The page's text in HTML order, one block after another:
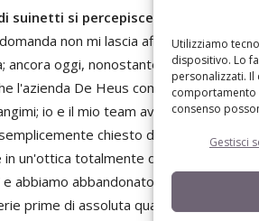
Utilizziamo
dispositivo. Lo
personalizzati.
comportamento
consenso
Gestisci
suinetti si percepisce un forte
non mi lascia affatto
ancora oggi, nonostante sia in
l'azienda De Heus commercializza.
io e il mio team avevamo
chiesto di fare il miglior
un'ottica totalmente diversa e abbiamo
e abbiamo abbandonato l'idea di
prime di assoluta qualità. I